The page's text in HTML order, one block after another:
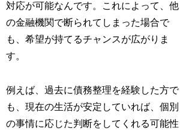
対応が可能なんです。これによって、他
の金融機関で断られてしまった場合で
も、希望が持てるチャンスが広がりま
す。
例えば、過去に債務整理を経験した方で
も、現在の生活が安定していれば、個別
の事情に応じた判断をしてくれる可能性